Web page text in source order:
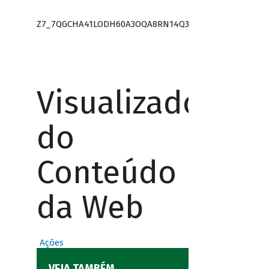
Z7_7QGCHA41LODH60A3OQA8RN14Q3
Visualizador
do
Conteúdo
da Web
Ações